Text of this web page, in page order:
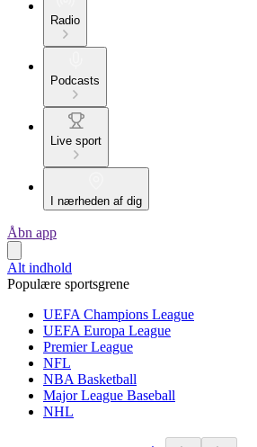
Radio
Podcasts
Live sport
I nærheden af dig
Åbn app
Alt indhold
Populære sportsgrene
UEFA Champions League
UEFA Europa League
Premier League
NFL
NBA Basketball
Major League Baseball
NHL